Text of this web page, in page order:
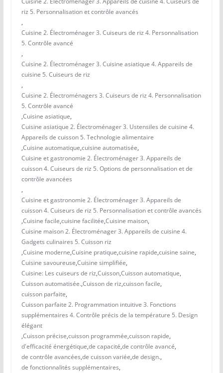
riz 5. Personnalisation et contrôle avancés
,
Cuisine 2. Électroménager 3. Cuiseurs de riz 4. Personnalisation
5. Contrôle avancé
,
Cuisine 2. Électroménager 3. Cuisine asiatique 4. Appareils de
cuisine 5. Cuiseurs de riz
,
Cuisine 2. Électroménagers 3. Cuiseurs de riz 4. Personnalisation
5. Contrôle avancé
,Cuisine asiatique,
Cuisine asiatique 2. Électroménager 3. Ustensiles de cuisine 4.
Appareils de cuisson 5. Technologie alimentaire
,Cuisine automatique,cuisine automatisée,
Cuisine et gastronomie 2. Électroménager 3. Appareils de
cuisson 4. Cuiseurs de riz 5. Options de personnalisation et de
contrôle avancées
,
Cuisine et gastronomie 2. Électroménager 3. Appareils de
cuisson 4. Cuiseurs de riz 5. Personnalisation et contrôle avancés
,Cuisine facile,cuisine facilitée,Cuisine maison,
Cuisine maison 2. Électroménager 3. Appareils de cuisine 4.
Gadgets culinaires 5. Cuisson riz
,Cuisine moderne,Cuisine pratique,cuisine rapide,cuisine saine,
Cuisine savoureuse,Cuisine simplifiée,
Cuisine: Les cuiseurs de riz,Cuisson,Cuisson automatique,
Cuisson automatisée.,Cuisson de riz,cuisson facile,
cuisson parfaite,
Cuisson parfaite 2. Programmation intuitive 3. Fonctions
supplémentaires 4. Contrôle précis de la température 5. Design
élégant
,Cuisson précise,cuisson programmée,cuisson rapide,
d'efficacité énergétique,de capacité,de contrôle avancé,
de contrôle avancées,de cuisson variée,de design.,
de fonctionnalités supplémentaires,